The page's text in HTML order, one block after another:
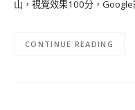
山，視覺效果100分，
CONTINUE READING